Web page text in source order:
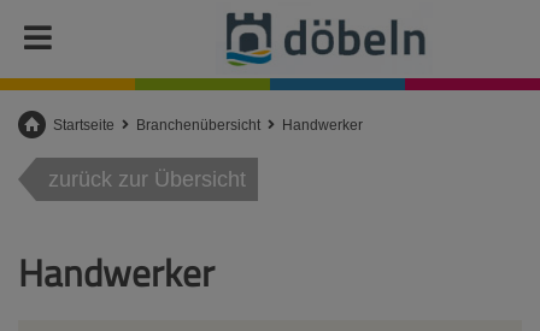
Startseite Branchenübersicht Handwerker
zurück zur Übersicht
Handwerker